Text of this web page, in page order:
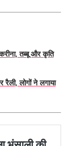
तब्बू और कृति
लोगों ने लगाया